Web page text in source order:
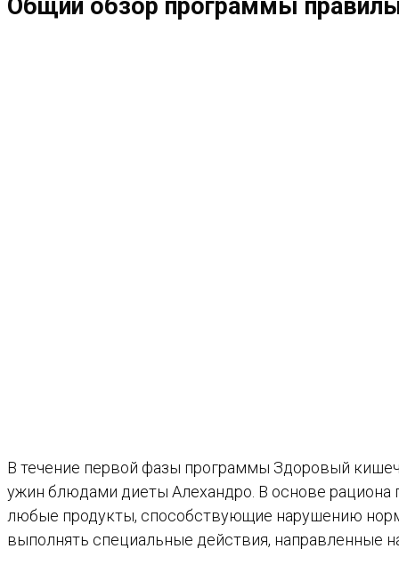
Общий обзор программы
В течение первой фазы программы Здоровый
ужин блюдами диеты Алехандро. В основе
любые продукты, способствующие нарушению
выполнять специальные действия, направленные